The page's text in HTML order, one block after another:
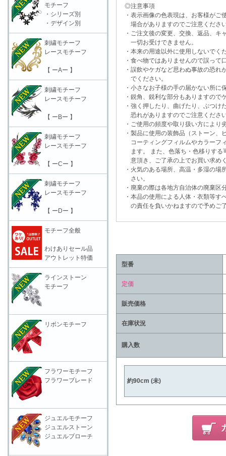
◎注意事項
・表示画像の色表現は、お客様がご
場合がありますのでご注意くださ
・ご注文後の変更、交換、返品、キ
一切お受けできません。
・本来の用途以外に使用しないでく
・食べ物ではありませんので誤って
・誤飲やケガなど思わぬ事故の恐れ
でください。
・小さなお子様の手の届かない所に
・鋭角、鋭利な部分もありますので
・強く押したり、曲げたり、ぶつけ
恐れがありますのでご注意くださ
・ご使用の頻度や取り扱い方により
・製品に使用の装飾品（ストーン、
コーティングフィルムやカラーフ
ます。 また、色落ち・色移りする
意頂き、ご了承の上でお買い求め
・火気のある場所、高温・多湿の場
さい。
・廃棄の際は各地方自治体の廃棄区
・本品の使用による人体・衣類等す
の責任を負いかねますので予めご
型番
定価
販売価格
在庫状況
購入数
約90cm (未)
モチーフ
・シリーズ別
・デザイン別
刺繍モチーフ
レースモチーフ
【 ーAー 】
刺繍モチーフ
レースモチーフ
【 ーBー 】
刺繍モチーフ
レースモチーフ
【 ーCー 】
刺繍モチーフ
レースモチーフ
【 ーDー 】
モチーフ全般
わけありセール品
アウトレット特価
ラインストーン
モチーフ
リボンモチーフ
フラワーモチーフ
フラワーブレード
ジュエルモチーフ
ジュエルストーン
ジュエルブローチ